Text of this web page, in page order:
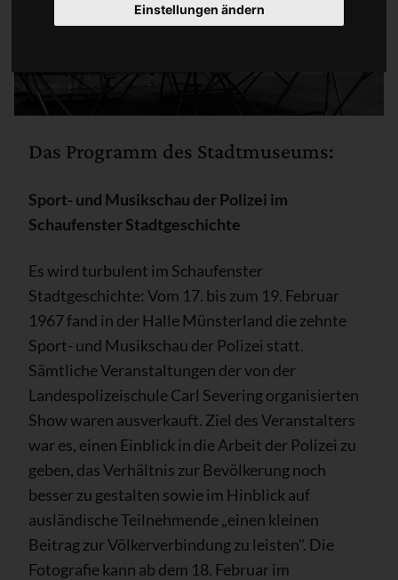
Einstellungen ändern
Das Programm des Stadtmuseums:
Sport- und Musikschau der Polizei im
Schaufenster Stadtgeschichte
Es wird turbulent im Schaufenster
Stadtgeschichte: Vom 17. bis zum 19. Februar
1967 fand in der Halle Münsterland die zehnte
Sport- und Musikschau der Polizei statt.
Sämtliche Veranstaltungen der von der
Landespolizeischule Carl Severing organisierten
Show waren ausverkauft. Ziel des Veranstalters
war es, einen Einblick in die Arbeit der Polizei zu
geben, das Verhältnis zur Bevölkerung noch
besser zu gestalten sowie im Hinblick auf
ausländische Teilnehmende „einen kleinen
Beitrag zur Völkerverbindung zu leisten". Die
Fotografie kann ab dem 18. Februar im